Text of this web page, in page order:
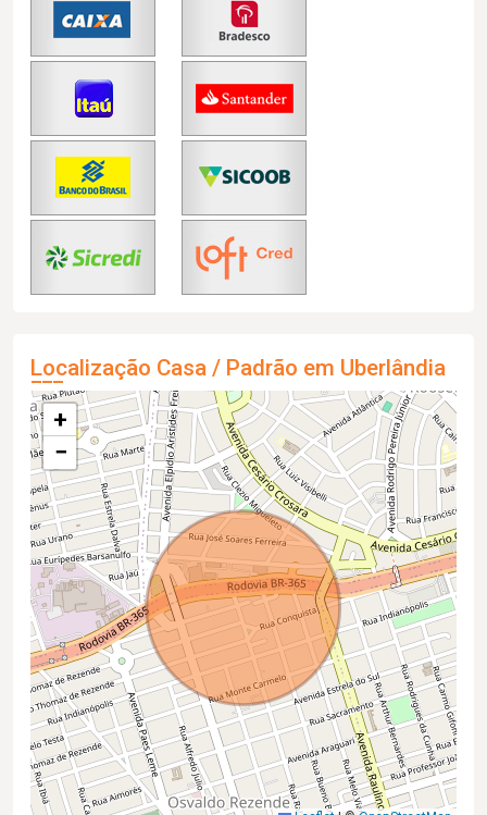
Localização Casa / Padrão em Uberlândia
+
−